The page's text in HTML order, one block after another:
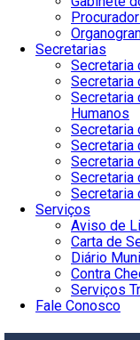
Secretarias
Secretaria
Secretaria
Secretaria
Humanos
Secretaria
Secretaria
Secretaria
Secretaria
Secretaria
Serviços
Aviso de
Carta de
Diário
Contra
Serviços
Fale Conosco